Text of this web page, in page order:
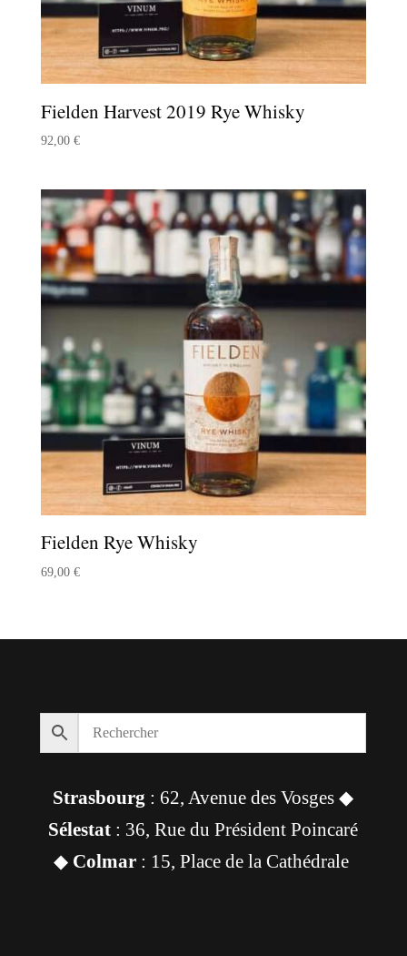
Fielden Harvest 2019 Rye Whisky
92,00 €
Fielden Rye Whisky
69,00 €
Strasbourg : 62, Avenue des Vosges ◆
Sélestat : 36, Rue du Président Poincaré
◆ Colmar: 15, Place de la Cathédrale